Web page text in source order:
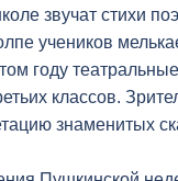
звучат стихи
учеников
году
классов.
знаменитых